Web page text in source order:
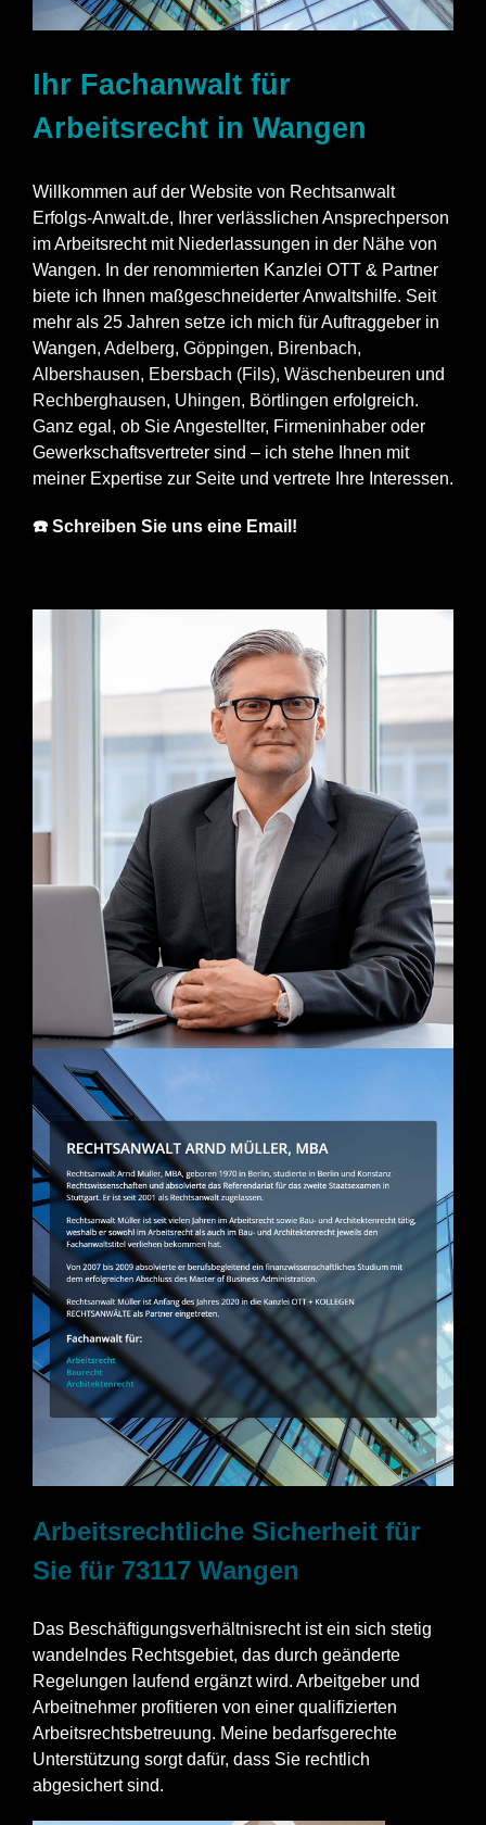
Ihr Fachanwalt für
Arbeitsrecht in Wangen
Willkommen auf der Website von Rechtsanwalt
Erfolgs-Anwalt.de, Ihrer verlässlichen Ansprechperson
im Arbeitsrecht mit Niederlassungen in der Nähe von
Wangen. In der renommierten Kanzlei OTT & Partner
biete ich Ihnen maßgeschneiderter Anwaltshilfe. Seit
mehr als 25 Jahren setze ich mich für Auftraggeber in
Wangen, Adelberg, Göppingen, Birenbach,
Albershausen, Ebersbach (Fils), Wäschenbeuren und
Rechberghausen, Uhingen, Börtlingen erfolgreich.
Ganz egal, ob Sie Angestellter, Firmeninhaber oder
Gewerkschaftsvertreter sind – ich stehe Ihnen mit
meiner Expertise zur Seite und vertrete Ihre Interessen.
☎️ Schreiben Sie uns eine Email!
Arbeitsrechtliche Sicherheit für
Sie für 73117 Wangen
Das Beschäftigungsverhältnisrecht ist ein sich stetig
wandelndes Rechtsgebiet, das durch geänderte
Regelungen laufend ergänzt wird. Arbeitgeber und
Arbeitnehmer profitieren von einer qualifizierten
Arbeitsrechtsbetreuung. Meine bedarfsgerechte
Unterstützung sorgt dafür, dass Sie rechtlich
abgesichert sind.